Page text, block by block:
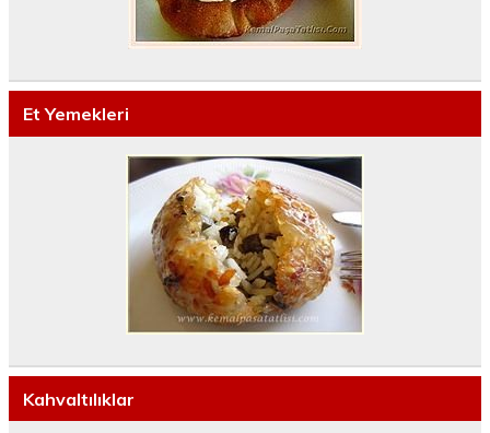
Et Yemekleri
Kahvaltılıklar